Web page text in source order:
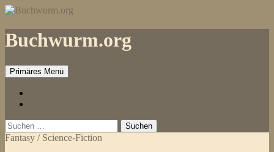
Zum
springen
Buchwurm.org
Primäres Menü
Suchen
nach:
Fantasy / Science-Fiction